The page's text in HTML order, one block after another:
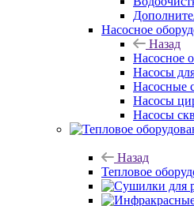
Насосное
Назад
Насосное
Насосы
Насосные
Насосы
Насосы
Назад
Тепловое